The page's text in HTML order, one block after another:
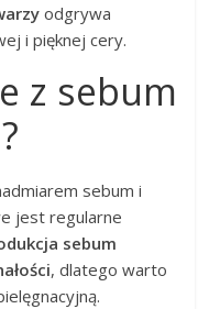
odgrywa
i pięknej cery.
z sebum
sebum i
jest regularne
sebum
, dlatego warto